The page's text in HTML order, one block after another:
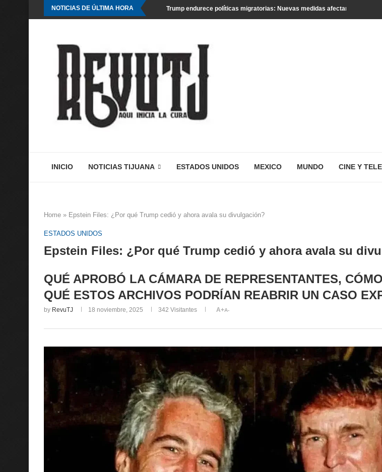
NOTICIAS DE ÚLTIMA HORA Trump endurece políticas migratorias: Nuevas medidas afectan a turistas
INICIO NOTICIAS TIJUANA ESTADOS UNIDOS MEXICO MUNDO CINE Y
Home » Epstein Files: ¿Por qué Trump cedió y ahora avala su divulgación?
ESTADOS UNIDOS
Epstein Files: ¿Por qué Trump cedió y ahora avala su
QUÉ APROBÓ LA CÁMARA DE REPRESENTANTES,
QUÉ ESTOS ARCHIVOS PODRÍAN REABRIR UN CASO
by RevuTJ 18 noviembre, 2025 342 Visitantes A+A-